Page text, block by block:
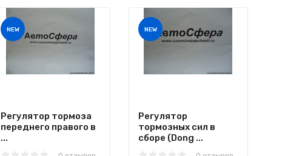
NEW
Регулятор тормоза
переднего правого в
...
NEW
Регулятор
тормозных сил в
сборе (Dong ...